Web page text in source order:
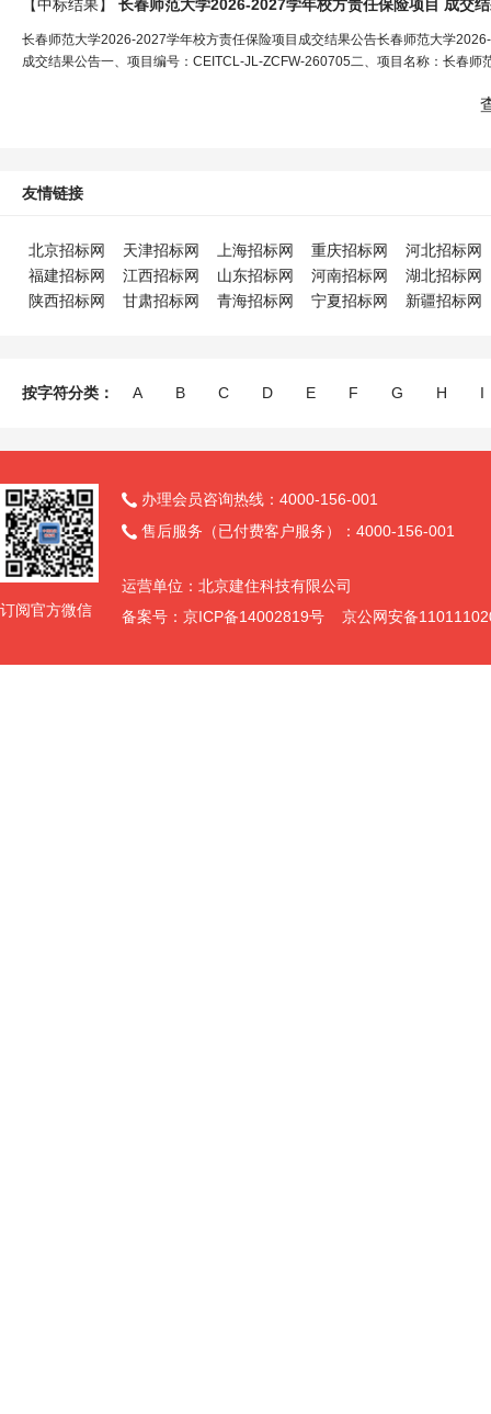
【中标结果】 长春师范大学2026-2027学年校方责任保险项目 成交
长春师范大学2026-2027学年校方责任保险项目成交结果公告长春师范大学
成交结果公告一、项目编号：CEITCL-JL-ZCFW-260705二、项目名称：长春
友情链接
北京招标网 天津招标网 上海招标网 重庆招标网
河北招标网
福建招标网
江西招标网 山东招标网 河南招标网
湖北招标网
陕西招标网
甘肃招标网 青海招标网 宁夏招标网 新疆招标网
按字符分类： A B C D E F G H I
订阅官方微信
 办理会员咨询热线：4000-156-001
 售后服务（已付费客户服务）：4000-156-001
运营单位：北京建住科技有限公司
备案号：京ICP备14002819号 京公网安备